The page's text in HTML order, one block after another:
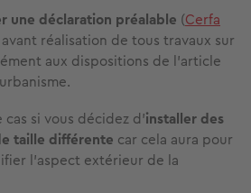
une déclaration préalable (Cerfa
réalisation de tous travaux sur
aux dispositions de l’article
si vous décidez d’installer des
taille différente car cela aura pour
l’aspect extérieur de la